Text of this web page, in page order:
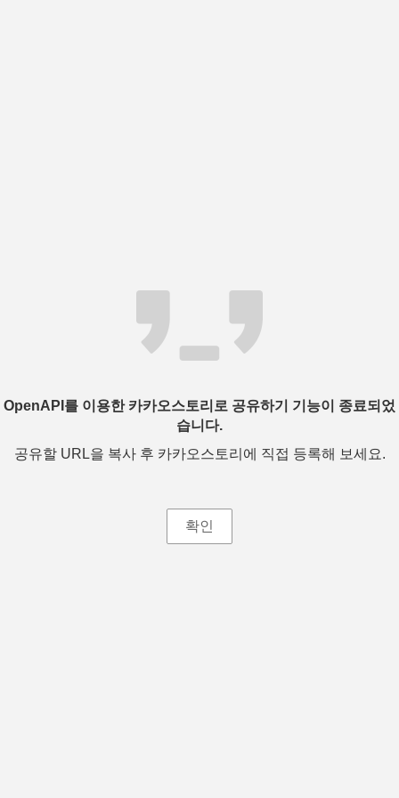
OpenAPI를 이용한 카카오스토리로 공유하기 기능이 종료되었
습니다.
공유할 URL을 복사 후 카카오스토리에 직접 등록해 보세요.
확인